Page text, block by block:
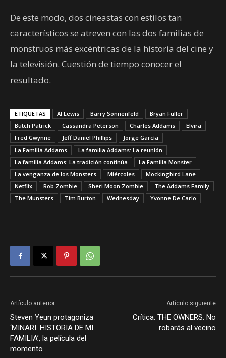
De este modo, dos cineastas con estilos tan
característicos se atreven con las dos familias de
monstruos más excéntricas de la historia del cine y
la televisión. Cuestión de tiempo conocer el
resultado.
ETIQUETAS Al Lewis Barry Sonnenfeld
Bryan Fuller
Butch Patrick
Cassandra Peterson Charles Addams
Elvira
Fred Gwynne
Jeff Daniel Phillips
Jorge García
La Familia Addams
La familia Addams: La reunión
La familia Addams: La tradición continúa
La Familia Monster
La venganza de los Monsters
Miércoles
Mockingbird Lane
Netflix
Rob Zombie Sheri Moon Zombie
The Addams Family
The Munsters
Tim Burton Wednesday Yvonne De Carlo
Artículo anterior
Steven Yeun protagoniza
‘MINARI. HISTORIA DE MI
FAMILIA’, la película del
momento
Artículo siguiente
Crítica: THE OWNERS. No
robarás al vecino